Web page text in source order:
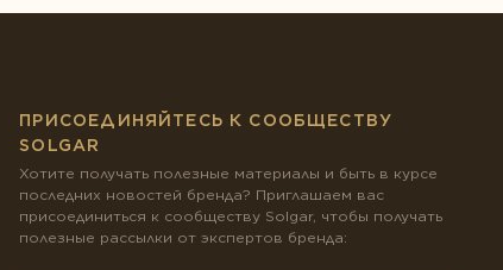
ПРИСОЕДИНЯЙТЕСЬ К СООБЩЕСТВУ
SOLGAR
Хотите получать полезные материалы и быть в курсе
последних новостей бренда? Приглашаем вас
присоединиться к сообществу Solgar, чтобы получать
полезные рассылки от экспертов бренда: